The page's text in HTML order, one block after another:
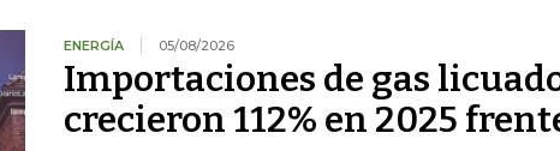
ENERGÍA 05/08/2026
Importaciones de gas
crecieron 112% en 2025